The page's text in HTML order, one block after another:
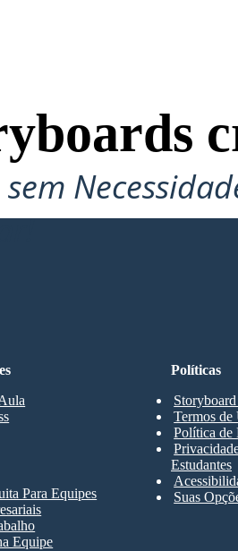
Para Equipes
Equipe
Políticas
Termos de
Política de
Estudantes
Suas